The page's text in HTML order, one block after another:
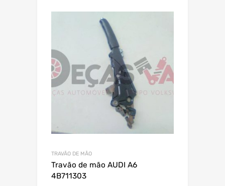
TRAVÃO DE MÃO
Travão de mão AUDI A6
4B711303